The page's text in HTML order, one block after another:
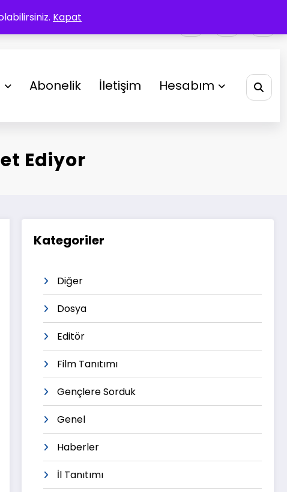
Kapat
Abonelik İletişim Hesabım
Ediyor
Kategoriler
Diğer
Dosya
Editör
Film Tanıtımı
Gençlere Sorduk
Genel
Haberler
İl Tanıtımı